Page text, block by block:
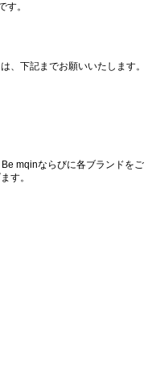
す。
、下記までお願いいたします。
mqinならびに各ブランドをご
す。